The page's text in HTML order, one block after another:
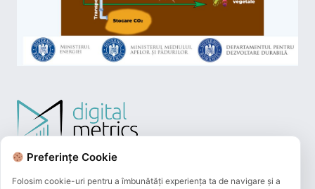
Preferințe Cookie
Folosim cookie-uri pentru a îmbunătăți experiența ta de navigare și a